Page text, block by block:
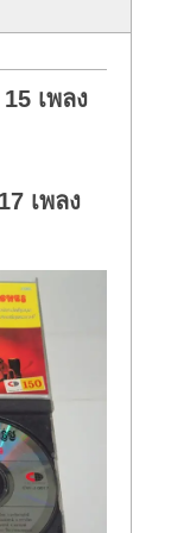
เพลง
เพลง